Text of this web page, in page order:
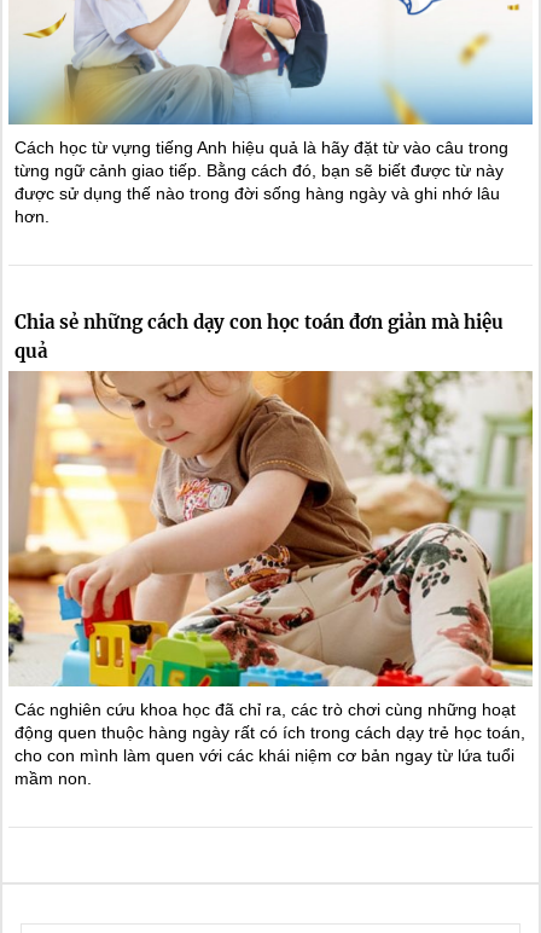
Cách học từ vựng tiếng Anh hiệu quả là hãy đặt từ vào câu trong
từng ngữ cảnh giao tiếp. Bằng cách đó, bạn sẽ biết được từ này
được sử dụng thế nào trong đời sống hàng ngày và ghi nhớ lâu
hơn.
Chia sẻ những cách dạy con học toán đơn giản mà hiệu
quả
Các nghiên cứu khoa học đã chỉ ra, các trò chơi cùng những hoạt
động quen thuộc hàng ngày rất có ích trong cách dạy trẻ học toán,
cho con mình làm quen với các khái niệm cơ bản ngay từ lứa tuổi
mầm non.